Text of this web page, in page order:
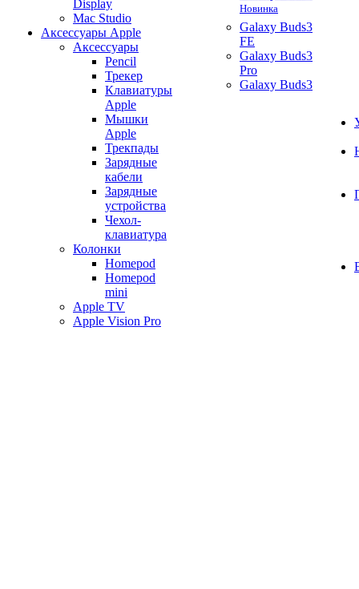
Display
Mac Studio
Аксессуары Apple
Аксессуары
Pencil
Трекер
Клавиатуры
Apple
Мышки
Apple
Трекпады
Зарядные
кабели
Зарядные
устройства
Чехол-
клавиатура
Колонки
Homepod
Homepod
mini
Apple TV
Apple Vision Pro
Новинка
Galaxy Buds3
FE
Galaxy Buds3
Pro
Galaxy Buds3